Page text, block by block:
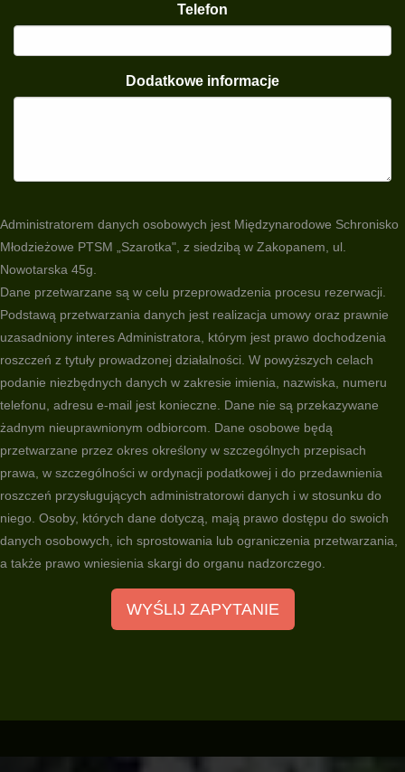
Telefon
Dodatkowe informacje
Administratorem danych osobowych jest Międzynarodowe Schronisko
Młodzieżowe PTSM „Szarotka", z siedzibą w Zakopanem, ul.
Nowotarska 45g.
Dane przetwarzane są w celu przeprowadzenia procesu rezerwacji.
Podstawą przetwarzania danych jest realizacja umowy oraz prawnie
uzasadniony interes Administratora, którym jest prawo dochodzenia
roszczeń z tytuły prowadzonej działalności. W powyższych celach
podanie niezbędnych danych w zakresie imienia, nazwiska, numeru
telefonu, adresu e-mail jest konieczne. Dane nie są przekazywane
żadnym nieuprawnionym odbiorcom. Dane osobowe będą
przetwarzane przez okres określony w szczególnych przepisach
prawa, w szczególności w ordynacji podatkowej i do przedawnienia
roszczeń przysługujących administratorowi danych i w stosunku do
niego. Osoby, których dane dotyczą, mają prawo dostępu do swoich
danych osobowych, ich sprostowania lub ograniczenia przetwarzania,
a także prawo wniesienia skargi do organu nadzorczego.